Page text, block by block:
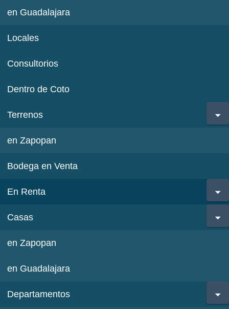
en Guadalajara
Locales
Consultorios
Dentro de Coto
Terrenos
en Zapopan
Bodega en Venta
En Renta
Casas
en Zapopan
en Guadalajara
Departamentos